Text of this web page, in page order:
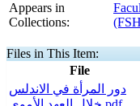
Appears in
Collections:
Files in This Item:
File
دور المرأة في الاندلس